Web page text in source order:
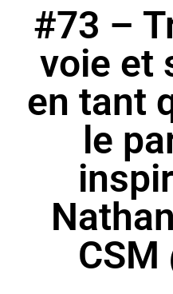
#73 –
voie et
en tant
le
CSM